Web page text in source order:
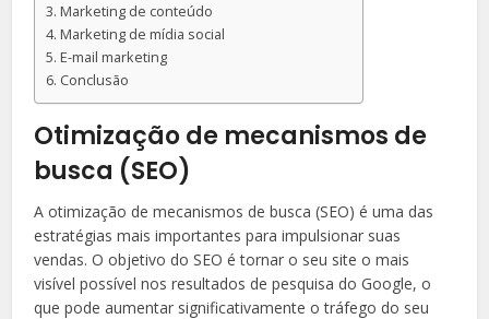
Marketing de conteúdo
Marketing de mídia social
E-mail marketing
Conclusão
Otimização de mecanismos de
busca (SEO)
A otimização de mecanismos de busca (SEO) é uma das
estratégias mais importantes para impulsionar suas
vendas. O objetivo do SEO é tornar o seu site o mais
visível possível nos resultados de pesquisa do Google, o
que pode aumentar significativamente o tráfego do seu